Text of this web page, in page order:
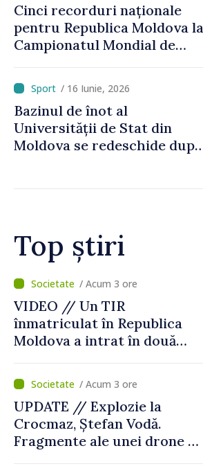
Cinci recorduri naționale
pentru Republica Moldova la
Campionatul Mondial de
/ 16 Iunie, 2026
Bazinul de înot al
Universității de Stat din
Moldova se redeschide după
Top știri
/ Acum 2 ore
Zilele Diasporei // O poveste
despre Moldova spusă prin
culori: „Dincolo de prag”,
stabilită la Bruxelles
/ Acum 3 ore
UPDATE // Explozie la
Crocmaz, Ștefan Vodă.
Fragmente ale unei drone de